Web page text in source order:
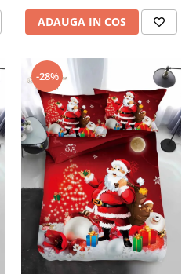
ADAUGA IN COS
-28%